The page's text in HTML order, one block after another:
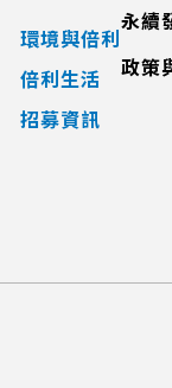
環境與倍利
倍利生活
招募資訊
永續
政策